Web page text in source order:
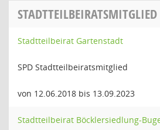
STADTTEILBEIRATSMITGLIED
Stadtteilbeirat Gartenstadt
SPD Stadtteilbeiratsmitglied
von 12.06.2018 bis 13.09.2023
Stadtteilbeirat Böcklersiedlung-